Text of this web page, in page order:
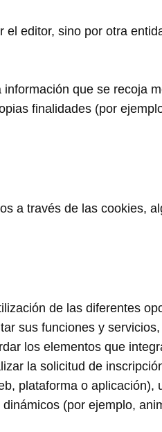
editor, sino por otra
que se recoja
finalidades (por
a través de las cookies,
de las diferentes
sus funciones y
los elementos que
la solicitud de
plataforma o aplicación),
(por ejemplo,